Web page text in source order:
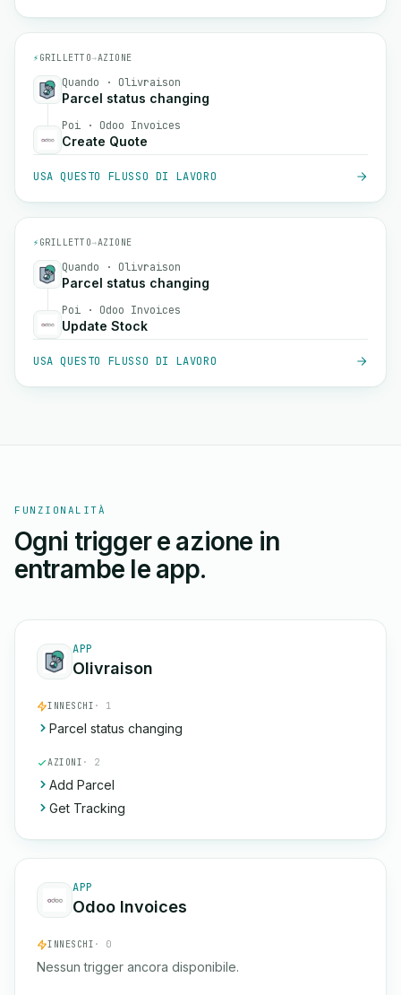
⚡ GRILLETTO→AZIONE
Quando · Olivraison
Parcel status changing
Poi · Odoo Invoices
Create Quote
USA QUESTO FLUSSO DI LAVORO
⚡ GRILLETTO→AZIONE
Quando · Olivraison
Parcel status changing
Poi · Odoo Invoices
Update Stock
USA QUESTO FLUSSO DI LAVORO
FUNZIONALITÀ
Ogni trigger e azione in
entrambe le app.
APP
Olivraison
INNESCHI · 1
Parcel status changing
AZIONI · 2
Add Parcel
Get Tracking
APP
Odoo Invoices
INNESCHI · 0
Nessun trigger ancora disponibile.